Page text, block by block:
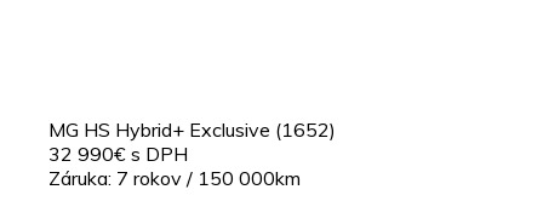
MG HS Hybrid+ Exclusive (1652)
32 990€ s DPH
Záruka: 7 rokov / 150 000km